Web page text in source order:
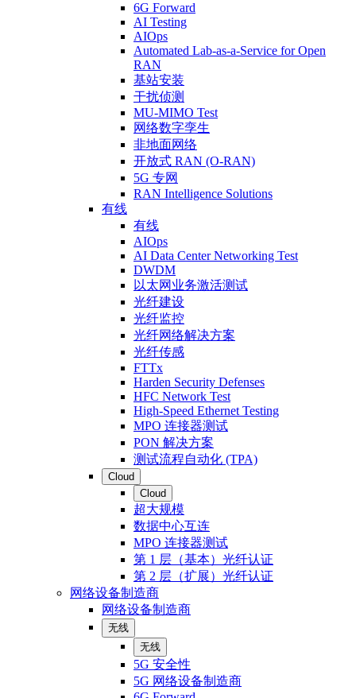
6G Forward
AI Testing
AIOps
Automated Lab-as-a-Service for Open
RAN
基站安装
干扰侦测
MU-MIMO Test
网络数字孪生
非地面网络
开放式 RAN (O-RAN)
5G 专网
RAN Intelligence Solutions
有线
有线
AIOps
AI Data Center Networking Test
DWDM
以太网业务激活测试
光纤建设
光纤监控
光纤网络解决方案
光纤传感
FTTx
Harden Security Defenses
HFC Network Test
High-Speed Ethernet Testing
MPO 连接器测试
PON 解决方案
测试流程自动化 (TPA)
Cloud
Cloud
超大规模
数据中心互连
MPO 连接器测试
第 1 层（基本）光纤认证
第 2 层（扩展）光纤认证
网络设备制造商
网络设备制造商
无线
无线
5G 安全性
5G 网络设备制造商